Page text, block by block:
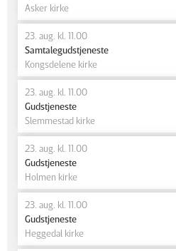
Asker kirke
23. aug. kl. 11.00
Samtalegudstjeneste
Kongsdelene kirke
23. aug. kl. 11.00
Gudstjeneste
Slemmestad kirke
23. aug. kl. 11.00
Gudstjeneste
Holmen kirke
23. aug. kl. 11.00
Gudstjeneste
Heggedal kirke